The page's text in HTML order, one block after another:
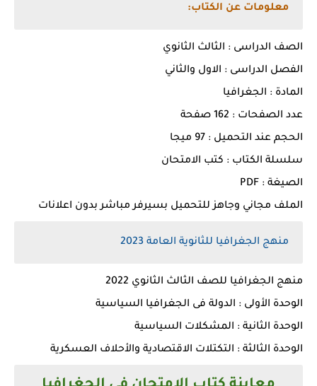
معلومات عن الكتاب:
الصف الدراسى : الثالث الثانوي
الفصل الدراسى : الاول والثاني
المادة : الجغرافيا
عدد الصفحات : 162 صفحة
الحجم عند التحميل : 97 ميجا
سلسلة الكتاب : كتب الامتحان
الصيغة : PDF
الملف مجاني وجاهز للتحميل بسيرفر مباشر بدون اعلانات
منهج الجغرافيا للثانوية العامة 2023
منهج الجغرافيا للصف الثالث الثانوي 2022
الوحدة الأولى : الدولة فى الجغرافيا السياسية
الوحدة الثانية : المشكلات السياسية
الوحدة الثالثة : التكتلات الاقتصادية والأحلاف العسكرية